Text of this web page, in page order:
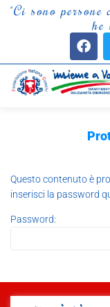
"Ci sono persone
he
Questo contenuto è
inserisci la password
Password: